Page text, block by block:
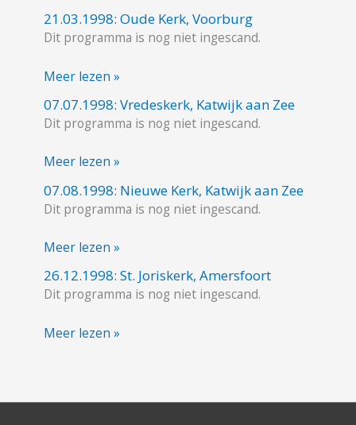
21.03.1998: Oude Kerk, Voorburg
Dit programma is nog niet ingescand.
21.03.1998:
Oude
Voorburg
Meer lezen »
07.07.1998: Vredeskerk, Katwijk aan Zee
Dit programma is nog niet ingescand.
07.07.1998:
Vredeskerk,
aan
Zee
Meer lezen »
07.08.1998: Nieuwe Kerk, Katwijk aan Zee
Dit programma is nog niet ingescand.
07.08.1998:
Nieuwe
Katwijk
aan
Zee
Meer lezen »
26.12.1998: St. Joriskerk, Amersfoort
Dit programma is nog niet ingescand.
26.12.1998:
St.
Amersfoort
Meer lezen »